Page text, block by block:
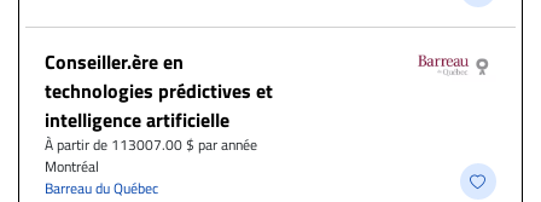
Conseiller.ère en
technologies prédictives et
intelligence artificielle
À partir de 113007.00 $ par année
Montréal
Barreau du Québec